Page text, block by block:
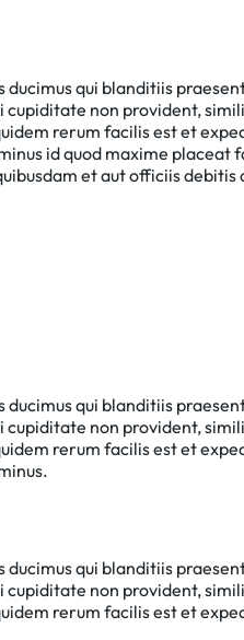
ducimus qui blanditiis
non provident,
rerum facilis est et
id quod maxime placeat
et aut officiis
ducimus qui blanditiis
non provident,
rerum facilis est et
ducimus qui blanditiis
non provident,
rerum facilis est et